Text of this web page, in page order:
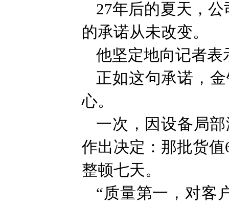
27年后的夏天，
的承诺从未改变。
他坚定地向记者表
正如这句承诺，
心。
一次，因设备局
作出决定：那批货
整顿七天。
“质量第一，对客